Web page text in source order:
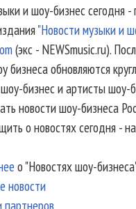
и шоу-бизнес сегодня -
"Новости музыки и
(экс - NEWSmusic.ru).
бизнеса обновляются
бизнес и артисты шоу-
новости шоу-бизнеса
о новостях сегодня -
о "Новостях шоу-
новости
партнеров